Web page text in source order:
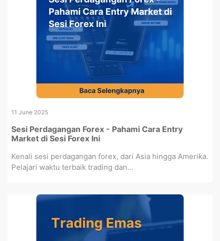
11 June 2025
Sesi Perdagangan Forex - Pahami Cara Entry
Market di Sesi Forex Ini
Kenali sesi perdagangan forex, dari Asia hingga Amerika.
Pelajari waktu terbaik trading dan...